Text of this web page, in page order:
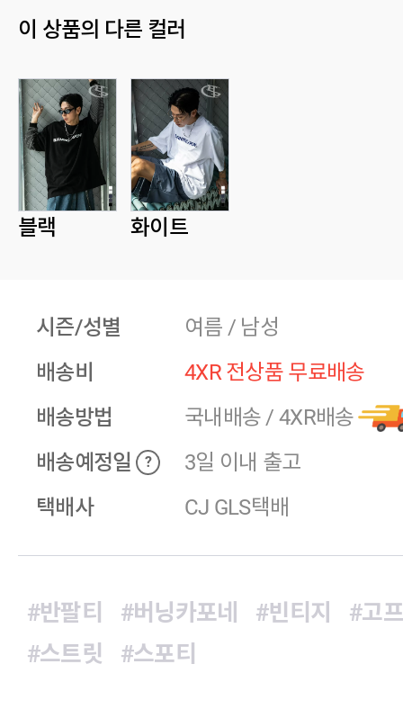
이 상품의 다른 컬러
블랙 화이트
시즌/성별
여름 / 남성
배송비
4XR 전상품 무료배송
배송방법
국내배송 / 4XR배송
배송예정일
?
3일 이내 출고
택배사
CJ GLS택배
#반팔티 #버닝카포네 #빈티지
#고
#스트릿
#스포티